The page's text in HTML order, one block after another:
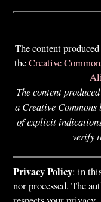
The content
theCreative
The content
a Creative
of explicit
verify
Privacy Policy: in
nor processed. The